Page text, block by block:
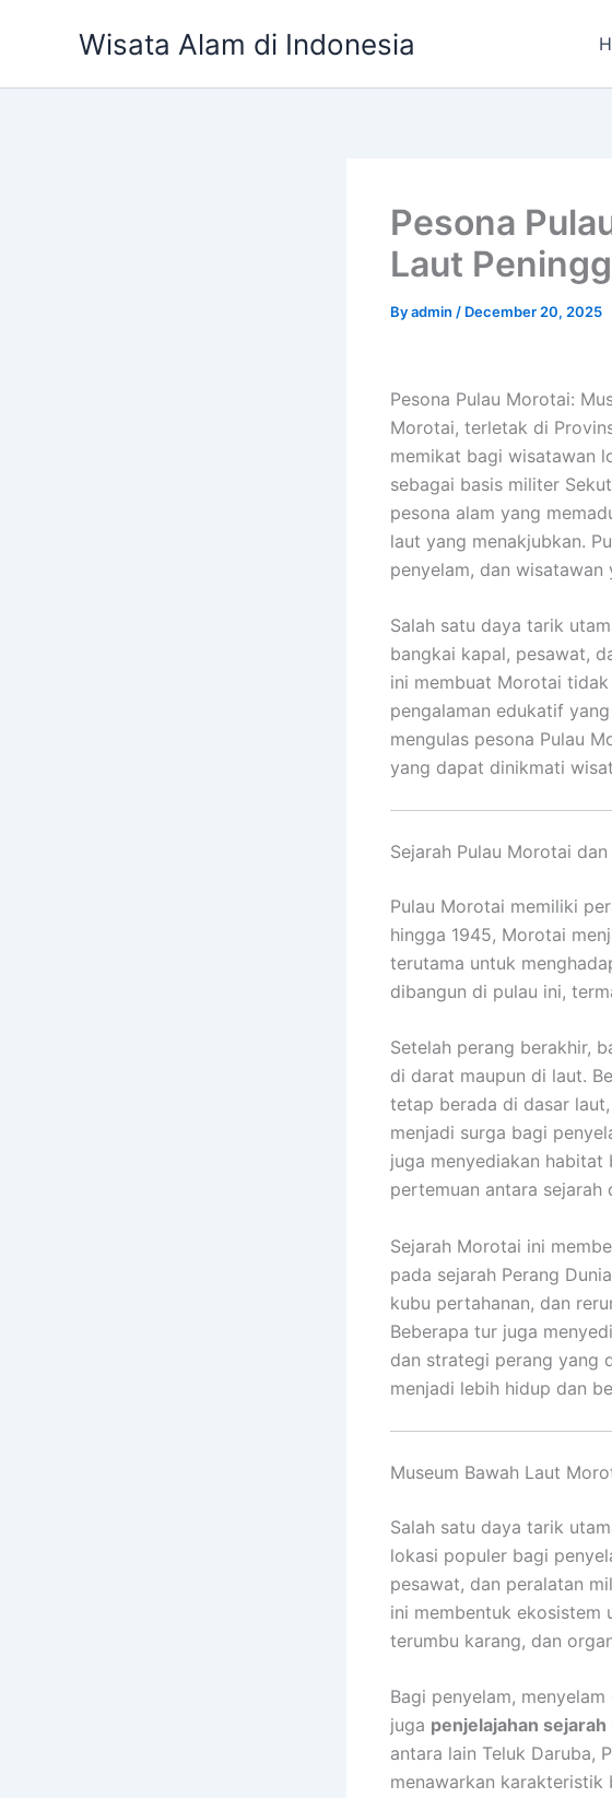
Wisata Alam di Indonesia
Pesona
Laut
Byadmin / December 20, 2025
Pesona Pulau Morotai:
Morotai, terletak di
memikat bagi wisatawan
sebagai basis militer
pesona alam yang
laut yang menakjubkan.
penyelam, dan
Salah satu daya tarik
bangkai kapal, pesawat,
ini membuat Morotai
pengalaman edukatif
mengulas pesona Pulau
yang dapat dinikmati
Sejarah Pulau Morotai
Pulau Morotai memiliki
hingga 1945, Morotai
terutama untuk
dibangun di pulau ini,
Setelah perang berakhir,
di darat maupun di laut.
tetap berada di dasar
menjadi surga bagi
juga menyediakan
pertemuan antara sejarah
Sejarah Morotai ini
pada sejarah Perang
kubu pertahanan, dan
Beberapa tur juga
dan strategi perang yang
menjadi lebih hidup dan
Museum Bawah Laut
Salah satu daya tarik
lokasi populer bagi
pesawat, dan peralatan
ini membentuk ekosistem
terumbu karang, dan
Bagi penyelam,
juga penjelajahan
antara lain Teluk Daruba,
menawarkan karakteristik